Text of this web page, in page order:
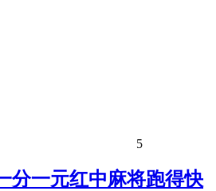
5
分一元红中麻将跑得快